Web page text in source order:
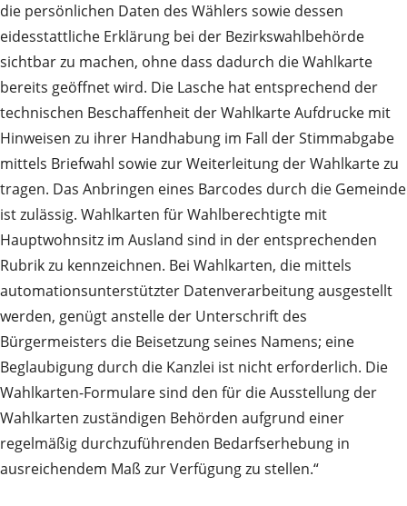
die persönlichen Daten des Wählers sowie dessen
eidesstattliche Erklärung bei der Bezirkswahlbehörde
sichtbar zu machen, ohne dass dadurch die Wahlkarte
bereits geöffnet wird. Die Lasche hat entsprechend der
technischen Beschaffenheit der Wahlkarte Aufdrucke mit
Hinweisen zu ihrer Handhabung im Fall der Stimmabgabe
mittels Briefwahl sowie zur Weiterleitung der Wahlkarte zu
tragen. Das Anbringen eines Barcodes durch die Gemeinde
ist zulässig. Wahlkarten für Wahlberechtigte mit
Hauptwohnsitz im Ausland sind in der entsprechenden
Rubrik zu kennzeichnen. Bei Wahlkarten, die mittels
automationsunterstützter Datenverarbeitung ausgestellt
werden, genügt anstelle der Unterschrift des
Bürgermeisters die Beisetzung seines Namens; eine
Beglaubigung durch die Kanzlei ist nicht erforderlich. Die
Wahlkarten-Formulare sind den für die Ausstellung der
Wahlkarten zuständigen Behörden aufgrund einer
regelmäßig durchzuführenden Bedarfserhebung in
ausreichendem Maß zur Verfügung zu stellen.“